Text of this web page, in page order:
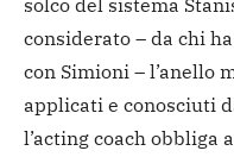
solco del sistema
considerato – da chi
con Simioni – l’anello
applicati e conosciuti
l’acting coach obbliga